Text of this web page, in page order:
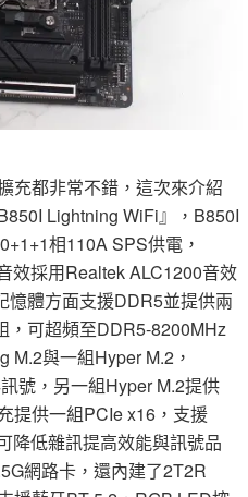
充都非常不錯，這次來介紹
Lightning WiFi』，B850I
相110A SPS供電，
效採用Realtek ALC1200音效
憶體方面支援DDR5並提供兩
，可超頻至DDR5-8200MHz
M.2與一組Hyper M.2，
號，另一組Hyper M.2提供
提供一組PCIe x16，支援
降低雜訊提高效能與訊號品
網路卡，還內建了2T2R